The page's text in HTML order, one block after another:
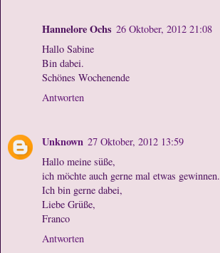
Hannelore Ochs 26 Oktober, 2012 21:08
Hallo Sabine
Bin dabei.
Schönes Wochenende
Antworten
Unknown 27 Oktober, 2012 13:59
Hallo meine süße,
ich möchte auch gerne mal etwas gewinnen.
Ich bin gerne dabei,
Liebe Grüße,
Franco
Antworten